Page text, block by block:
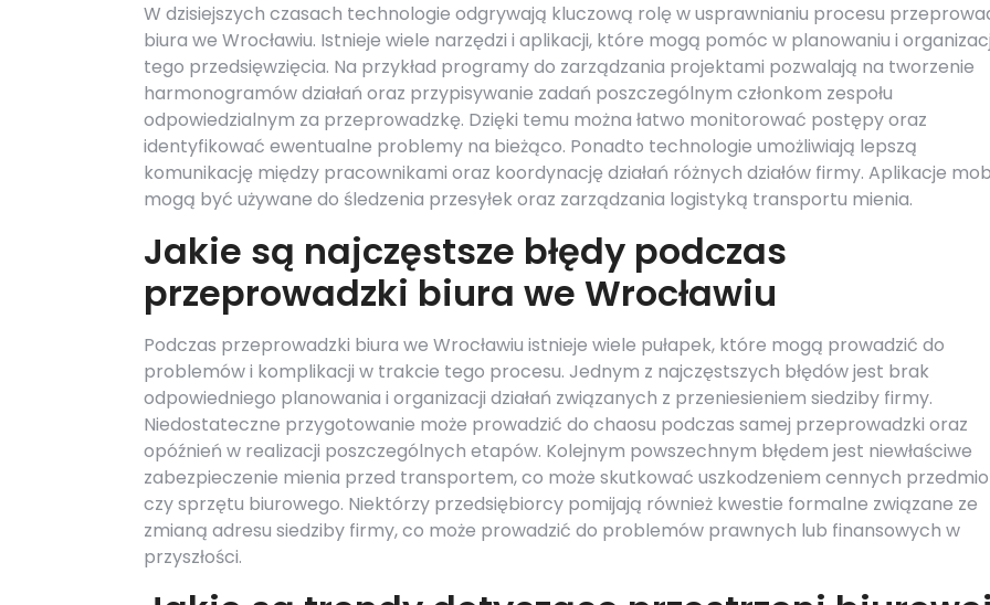
W dzisiejszych czasach technologie odgrywają kluczową rolę w usprawnianiu procesu
biura we Wrocławiu. Istnieje wiele narzędzi i aplikacji, które mogą pomóc w planowaniu i
tego przedsięwzięcia. Na przykład programy do zarządzania projektami pozwalają na tworzenie
harmonogramów działań oraz przypisywanie zadań poszczególnym członkom zespołu
odpowiedzialnym za przeprowadzkę. Dzięki temu można łatwo monitorować postępy oraz
identyfikować ewentualne problemy na bieżąco. Ponadto technologie umożliwiają lepszą
komunikację między pracownikami oraz koordynację działań różnych działów firmy. Aplikacje
mogą być używane do śledzenia przesyłek oraz zarządzania logistyką transportu mienia.
Jakie są najczęstsze błędy podczas
przeprowadzki biura we Wrocławiu
Podczas przeprowadzki biura we Wrocławiu istnieje wiele pułapek, które mogą prowadzić do
problemów i komplikacji w trakcie tego procesu. Jednym z najczęstszych błędów jest brak
odpowiedniego planowania i organizacji działań związanych z przeniesieniem siedziby firmy.
Niedostateczne przygotowanie może prowadzić do chaosu podczas samej przeprowadzki oraz
opóźnień w realizacji poszczególnych etapów. Kolejnym powszechnym błędem jest niewłaściwe
zabezpieczenie mienia przed transportem, co może skutkować uszkodzeniem cennych
czy sprzętu biurowego. Niektórzy przedsiębiorcy pomijają również kwestie formalne związane ze
zmianą adresu siedziby firmy, co może prowadzić do problemów prawnych lub finansowych w
przyszłości.